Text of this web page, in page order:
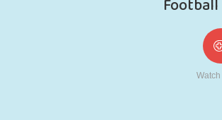
ROBOT